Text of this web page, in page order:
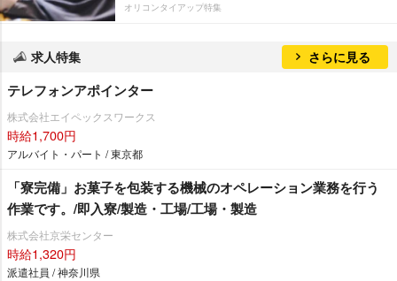
オリコンタイアップ特集
求人特集 さらに見る
テレフォンアポインター
株式会社エイペックスワークス
時給1,700円
アルバイト・パート / 東京都
「寮完備」お菓子を包装する機械のオペレーション業務を行う
作業です。/即入寮/製造・工場/工場・製造
株式会社京栄センター
時給1,320円
派遣社員 / 神奈川県